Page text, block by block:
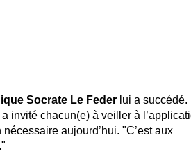
Socrate Le Feder lui a succédé.
invité chacun(e) à veiller à
aujourd’hui. "C’est aux